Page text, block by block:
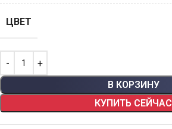
ЦВЕТ
В КОРЗИНУ
КУПИТЬ СЕЙЧАС